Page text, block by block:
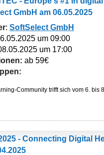
GmbH am 06.05.2025
: SoftSelect GmbH
um 09:00
um 17:00
ab 59€
- Connecting Digital